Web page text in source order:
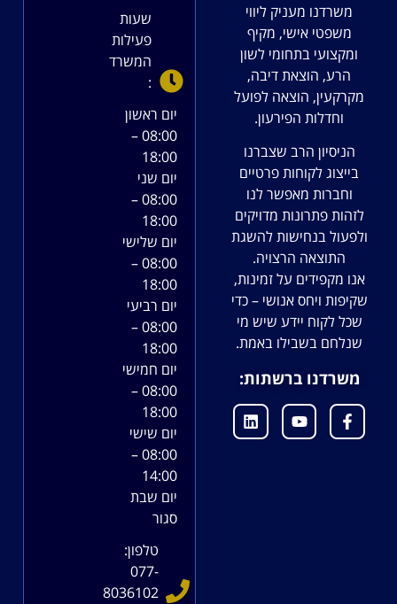
משרדנו מעניק ליווי
משפטי אישי, מקיף
ומקצועי בתחומי לשון
הרע, הוצאת דיבה,
מקרקעין, הוצאה לפועל
וחדלות הפירעון.
הניסיון הרב שצברנו
בייצוג לקוחות פרטיים
וחברות מאפשר לנו
לזהות פתרונות מדויקים
ולפעול בנחישות להשגת
התוצאה הרצויה.
אנו מקפידים על זמינות,
שקיפות ויחס אנושי – כדי
שכל לקוח יידע שיש מי
שנלחם בשבילו באמת.
משרדנו ברשתות:
שעות
פעילות
המשרד
:
יום ראשון
08:00 –
18:00
יום שני
08:00 –
18:00
יום שלישי
08:00 –
18:00
יום רביעי
08:00 –
18:00
יום חמישי
08:00 –
18:00
יום שישי
08:00 –
14:00
יום שבת
סגור
טלפון:
077-
8036102